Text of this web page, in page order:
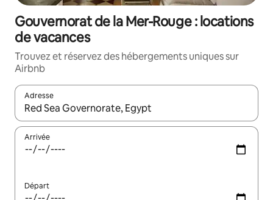
Gouvernorat de la Mer-Rouge : locations
de vacances
Trouvez et réservez des hébergements uniques sur
Airbnb
Adresse
Lorsque les résultats s'affichent, utilisez les flèches vers le
Arrivée
Départ